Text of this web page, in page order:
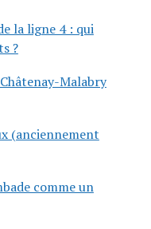
la ligne 4 : qui
?
Malabry
(anciennement
comme un